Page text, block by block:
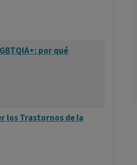
por qué
los Trastornos de la